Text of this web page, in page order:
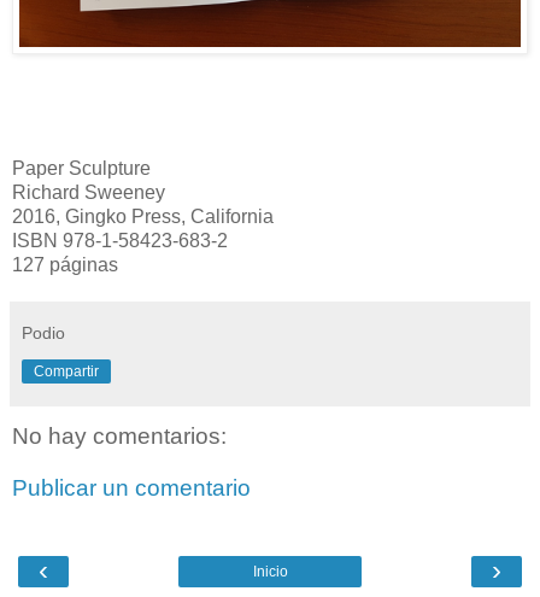
Paper Sculpture
Richard Sweeney
2016, Gingko Press, California
ISBN 978-1-58423-683-2
127 páginas
Podio
Compartir
No hay comentarios:
Publicar un comentario
‹ ›
Inicio